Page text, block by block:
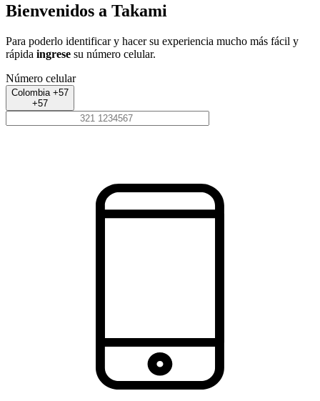
Bienvenidos a Takami
Para poderlo identificar y hacer su experiencia mucho más fácil y
rápida ingrese su número celular.
Número celular
Colombia +57
+57